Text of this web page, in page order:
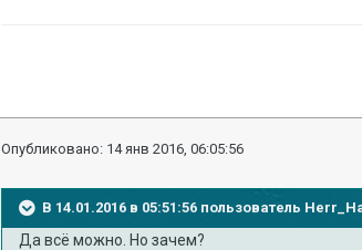
Опубликовано: 14 янв 2016, 06:05:56
В 14.01.2016 в 05:51:56 пользователь
Да всё можно. Но зачем?